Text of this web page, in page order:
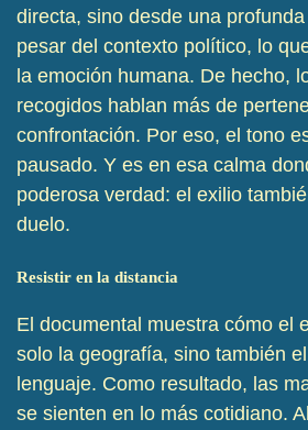
directa, sino desde una
pesar del contexto político, lo
la emoción humana. De hecho,
recogidos hablan más de
confrontación. Por eso, el tono
pausado. Y es en esa calma
poderosa verdad: el exilio
duelo.
Resistir en la distancia
El documental muestra cómo el
solo la geografía, sino también
lenguaje. Como resultado, las
se sienten en lo más cotidiano.